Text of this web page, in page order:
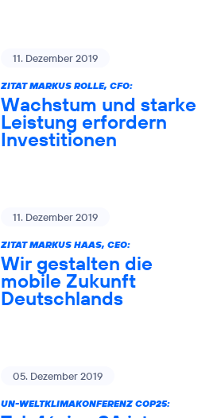
11. Dezember 2019
ZITAT MARKUS ROLLE, CFO:
Wachstum und starke
Leistung erfordern
Investitionen
11. Dezember 2019
ZITAT MARKUS HAAS, CEO:
Wir gestalten die
mobile Zukunft
Deutschlands
05. Dezember 2019
UN-WELTKLIMAKONFERENZ COP25: